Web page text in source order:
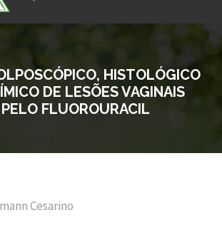
HISTOLÓGICO
DE LESÕES VAGINAIS
FLUOROURACIL
Cesarino